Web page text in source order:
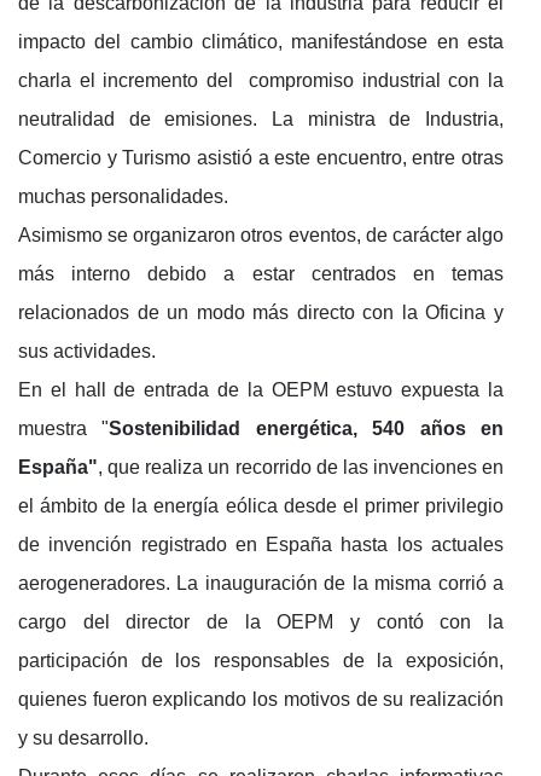
impacto del cambio climático, manifestándose en esta
charla el incremento del compromiso industrial con la
neutralidad de emisiones. La ministra de Industria,
Comercio y Turismo asistió a este encuentro, entre otras
muchas personalidades.
Asimismo se organizaron otros eventos, de carácter algo
más interno debido a estar centrados en temas
relacionados de un modo más directo con la Oficina y
sus actividades.
En el hall de entrada de la OEPM estuvo expuesta la
muestra "Sostenibilidad energética, 540 años en
España", que realiza un recorrido de las invenciones en
el ámbito de la energía eólica desde el primer privilegio
de invención registrado en España hasta los actuales
aerogeneradores. La inauguración de la misma corrió a
cargo del director de la OEPM y contó con la
participación de los responsables de la exposición,
quienes fueron explicando los motivos de su realización
y su desarrollo.